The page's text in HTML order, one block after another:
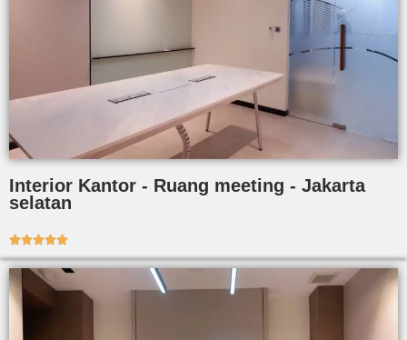
Interior Kantor - Ruang meeting - Jakarta
selatan
